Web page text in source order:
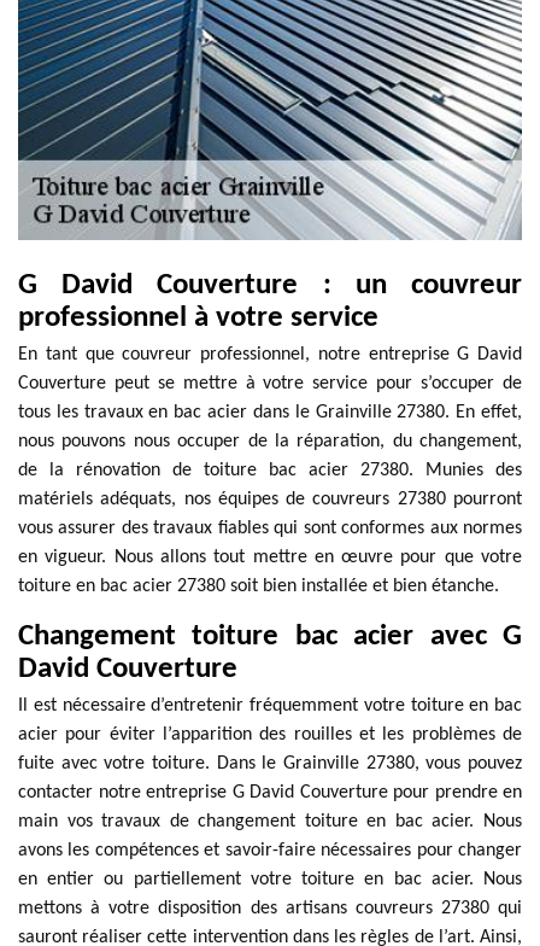
G David Couverture : un couvreur
professionnel à votre service
En tant que couvreur professionnel, notre entreprise G David
Couverture peut se mettre à votre service pour s’occuper de
tous les travaux en bac acier dans le Grainville 27380. En effet,
nous pouvons nous occuper de la réparation, du changement,
de la rénovation de toiture bac acier 27380. Munies des
matériels adéquats, nos équipes de couvreurs 27380 pourront
vous assurer des travaux fiables qui sont conformes aux normes
en vigueur. Nous allons tout mettre en œuvre pour que votre
toiture en bac acier 27380 soit bien installée et bien étanche.
Changement toiture bac acier avec G
David Couverture
Il est nécessaire d’entretenir fréquemment votre toiture en bac
acier pour éviter l’apparition des rouilles et les problèmes de
fuite avec votre toiture. Dans le Grainville 27380, vous pouvez
contacter notre entreprise G David Couverture pour prendre en
main vos travaux de changement toiture en bac acier. Nous
avons les compétences et savoir-faire nécessaires pour changer
en entier ou partiellement votre toiture en bac acier. Nous
mettons à votre disposition des artisans couvreurs 27380 qui
sauront réaliser cette intervention dans les règles de l’art. Ainsi,